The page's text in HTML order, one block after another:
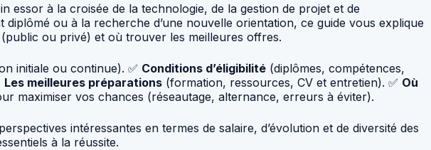
essor à la croisée de la technologie, de la gestion de projet et de
ou à la recherche d’une nouvelle orientation, ce guide vous explique
ou privé) et où trouver les meilleures offres.
initiale ou continue). ✅ Conditions d’éligibilité (diplômes, compétences,
Les meilleures préparations (formation, ressources, CV et entretien). ✅ Où
maximiser vos chances (réseautage, alternance, erreurs à éviter).
intéressantes en termes de salaire, d’évolution et de diversité des
à la réussite.